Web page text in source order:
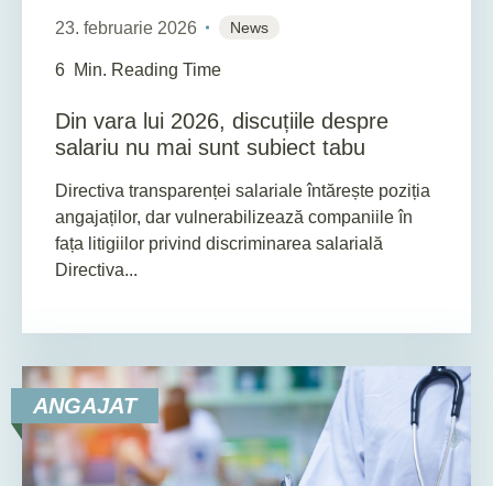
23. februarie 2026 News
6 Min. Reading Time
Din vara lui 2026, discuțiile despre
salariu nu mai sunt subiect tabu
Directiva transparenței salariale întărește poziția
angajaților, dar vulnerabilizează companiile în
fața litigiilor privind discriminarea salarială
Directiva...
ANGAJAT